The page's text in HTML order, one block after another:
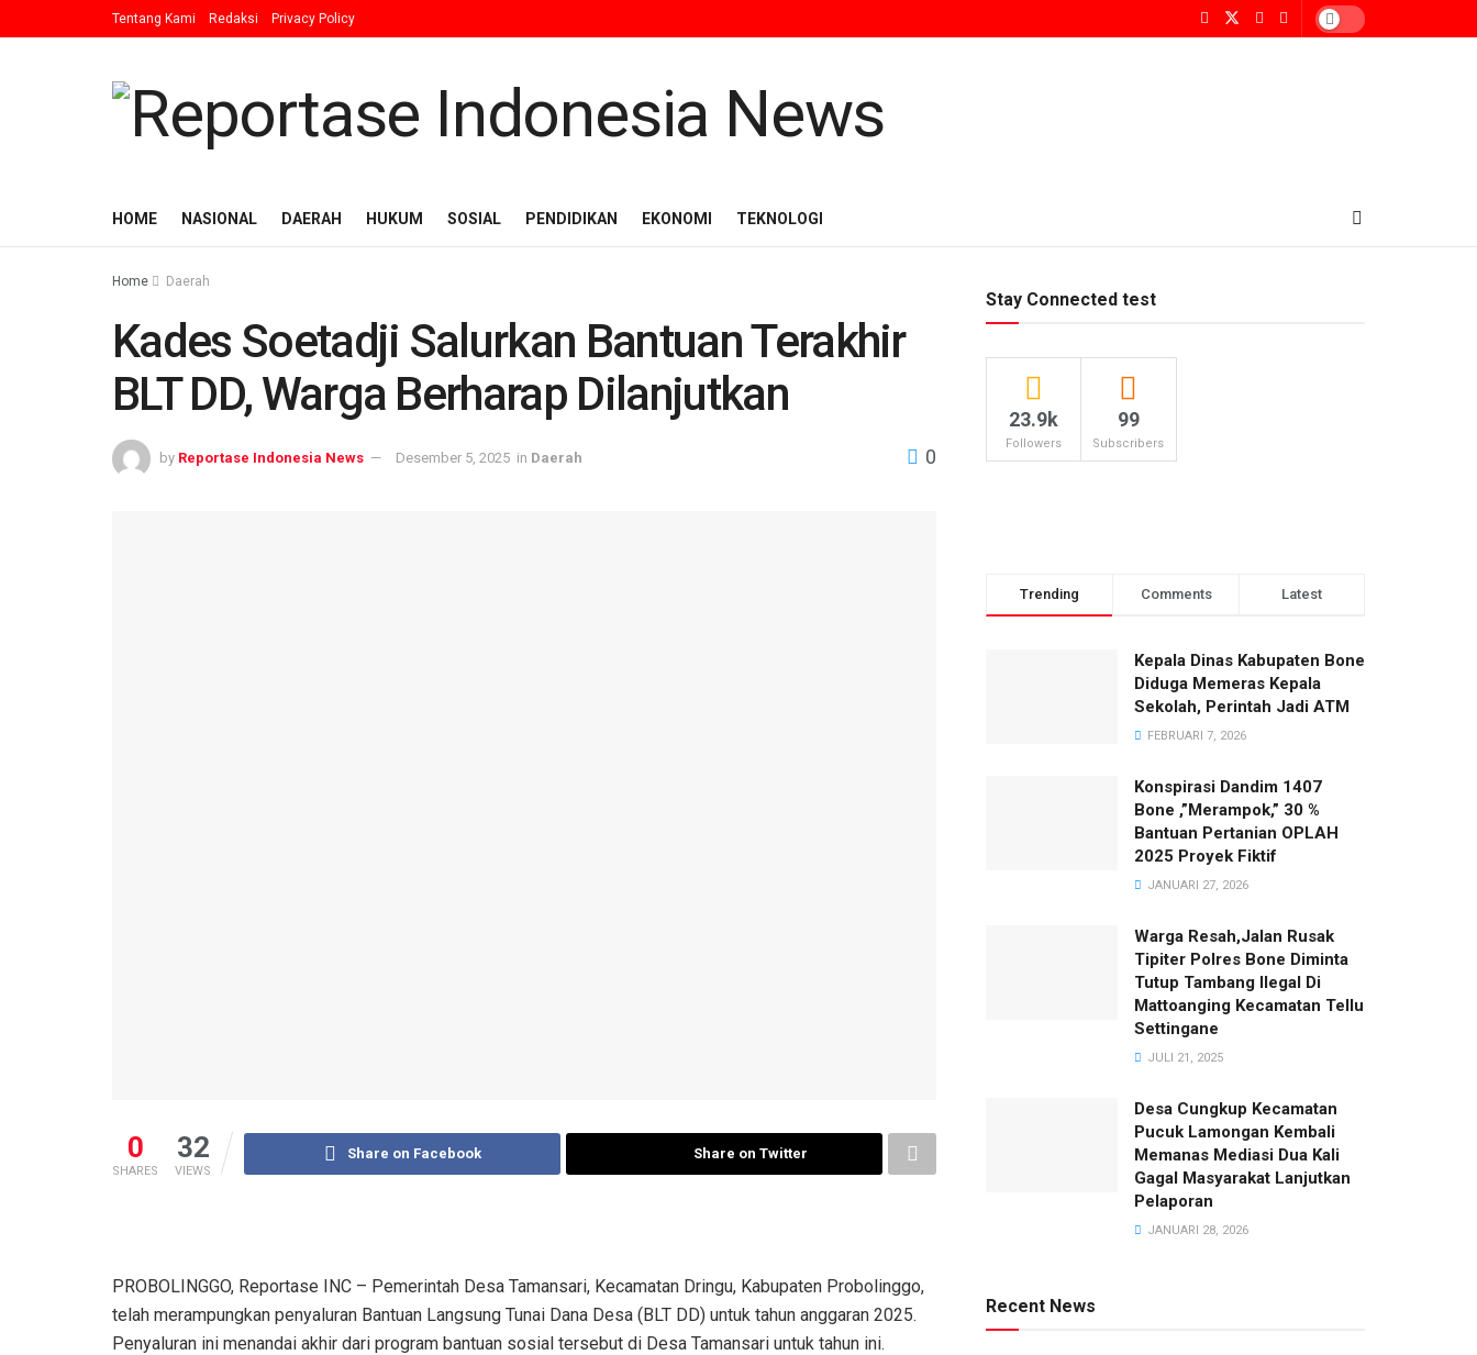
Tentang Kami Redaksi Privacy Policy
HOME NASIONAL DAERAH HUKUM SOSIAL PENDIDIKAN EKONOMI TEKNOLOGI
Home Daerah
Kades Soetadji Salurkan Bantuan Terakhir
BLT DD, Warga Berharap Dilanjutkan
by Reportase Indonesia News Desember 5, 2025 in Daerah 0
0
SHARES
32
VIEWS
Share on Facebook Share on Twitter
PROBOLINGGO, Reportase INC – Pemerintah Desa Tamansari, Kecamatan Dringu, Kabupaten Probolinggo,
telah merampungkan penyaluran Bantuan Langsung Tunai Dana Desa (BLT DD) untuk tahun anggaran 2025.
Penyaluran ini menandai akhir dari program bantuan sosial tersebut di Desa Tamansari untuk tahun ini.
Stay Connected test
23.9k
Followers
99
Subscribers
Trending Comments Latest
Kepala Dinas Kabupaten Bone
Diduga Memeras Kepala
Sekolah, Perintah Jadi ATM
FEBRUARI 7, 2026
Konspirasi Dandim 1407
Bone ,”Merampok,” 30 %
Bantuan Pertanian OPLAH
2025 Proyek Fiktif
JANUARI 27, 2026
Warga Resah,Jalan Rusak
Tipiter Polres Bone Diminta
Tutup Tambang Ilegal Di
Mattoanging Kecamatan Tellu
Settingane
JULI 21, 2025
Desa Cungkup Kecamatan
Pucuk Lamongan Kembali
Memanas Mediasi Dua Kali
Gagal Masyarakat Lanjutkan
Pelaporan
JANUARI 28, 2026
Recent News